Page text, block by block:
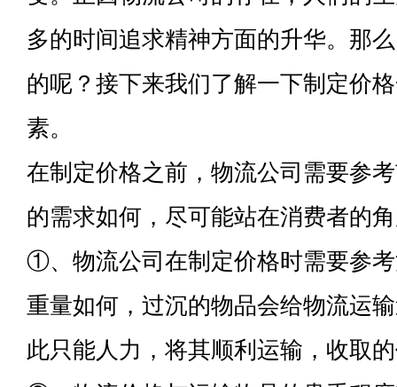
多的时间追求精神方面的升华。那
的呢？接下来我们了解一下制定价
素。
在制定价格之前，物流公司需要参
的需求如何，尽可能站在消费者的
①、物流公司在制定价格时需要参
重量如何，过沉的物品会给物流运
此只能人力，将其顺利运输，收取